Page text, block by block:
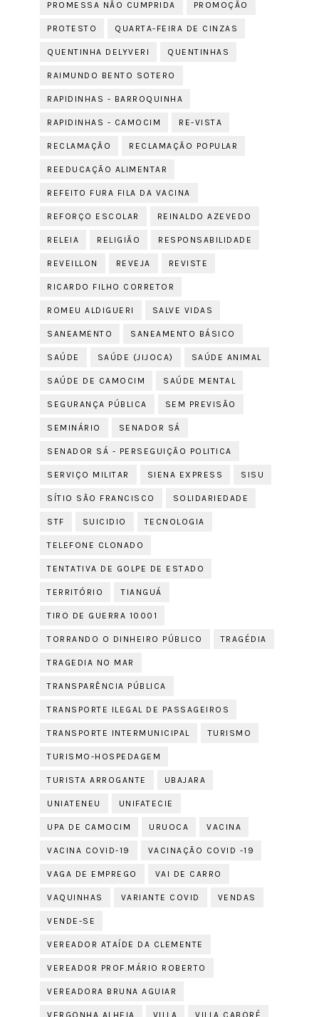
PROMESSA NÃO CUMPRIDA PROMOÇÃO
PROTESTO QUARTA-FEIRA DE CINZAS
QUENTINHA DELYVERI QUENTINHAS
RAIMUNDO BENTO SOTERO
RAPIDINHAS - BARROQUINHA
RAPIDINHAS - CAMOCIM RE-VISTA
RECLAMAÇÃO RECLAMAÇÃO POPULAR
REEDUCAÇÃO ALIMENTAR
REFEITO FURA FILA DA VACINA
REFORÇO ESCOLAR REINALDO AZEVEDO
RELEIA RELIGIÃO RESPONSABILIDADE
REVEILLON REVEJA REVISTE
RICARDO FILHO CORRETOR
ROMEU ALDIGUERI SALVE VIDAS
SANEAMENTO SANEAMENTO BÁSICO
SAÚDE SAÚDE (JIJOCA) SAÚDE ANIMAL
SAÚDE DE CAMOCIM SAÚDE MENTAL
SEGURANÇA PÚBLICA SEM PREVISÃO
SEMINÁRIO SENADOR SÁ
SENADOR SÁ - PERSEGUIÇÃO POLITICA
SERVIÇO MILITAR SIENA EXPRESS SISU
SÍTIO SÃO FRANCISCO SOLIDARIEDADE
STF SUICIDIO TECNOLOGIA
TELEFONE CLONADO
TENTATIVA DE GOLPE DE ESTADO
TERRITÓRIO TIANGUÁ
TIRO DE GUERRA 10001
TORRANDO O DINHEIRO PÚBLICO TRAGÉDIA
TRAGEDIA NO MAR
TRANSPARÊNCIA PÚBLICA
TRANSPORTE ILEGAL DE PASSAGEIROS
TRANSPORTE INTERMUNICIPAL TURISMO
TURISMO-HOSPEDAGEM
TURISTA ARROGANTE UBAJARA
UNIATENEU UNIFATECIE
UPA DE CAMOCIM URUOCA VACINA
VACINA COVID-19 VACINAÇÃO COVID -19
VAGA DE EMPREGO VAI DE CARRO
VAQUINHAS VARIANTE COVID VENDAS
VENDE-SE
VEREADOR ATAÍDE DA CLEMENTE
VEREADOR PROF.MÁRIO ROBERTO
VEREADORA BRUNA AGUIAR
VERGONHA ALHEIA VILLA VILLA CABORÉ